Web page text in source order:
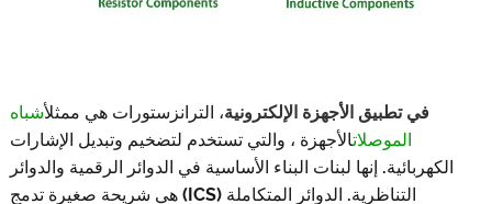
في تطبيق الأجهزة الإلكترونية، الترانزستورات هي ممثلأشباه
الموصلاتالأجهزة ، والتي تستخدم لتضخيم وتبديل الإشارات
إنها لبنات البناء الأساسية في الدوائر الرقمية والدوائر
التناظرية. الدوائر المتكاملة (ICS) هي شريحة صغيرة تدمج